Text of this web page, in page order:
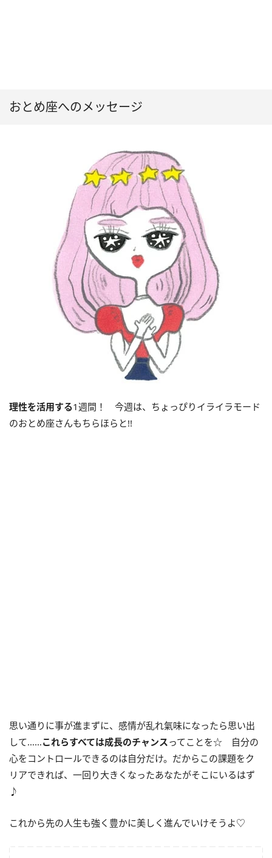
おとめ座へのメッセージ
理性を活用する1週間！ 今週は、ちょっぴりイライラモード
のおとめ座さんもちらほらと!!
思い通りに事が進まずに、感情が乱れ氣味になったら思い出
して……これらすべては成長のチャンス ってことを☆ 自分の
心をコントロールできるのは自分だけ。だからこの課題をク
リアできれば、一回り大きくなったあなたがそこにいるはず
♪
これから先の人生も強く豊かに美しく進んでいけそうよ♡